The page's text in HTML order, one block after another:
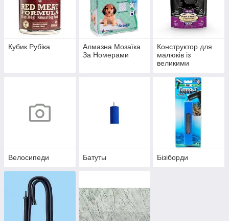
Кубик Рубіка
Алмазна Мозаїка
За Номерами
Конструктор для
малюків із
великими
Велосипеди Батуты Бізіборди